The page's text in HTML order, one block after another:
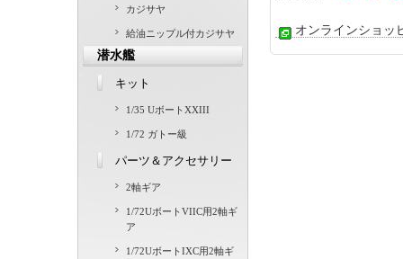
オンラインショッ
カジサヤ
給油ニップル付カジサヤ
潜水艦
キット
1/35 UボートXXIII
1/72 ガトー級
パーツ＆アクセサリー
2軸ギア
1/72UボートVIIC用2軸ギ
ア
1/72UボートIXC用2軸ギ